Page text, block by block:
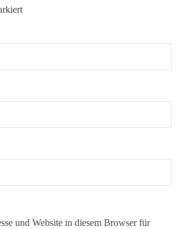
und Website in diesem Browser für